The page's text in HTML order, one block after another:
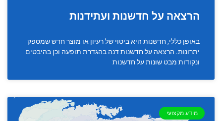
הרצאה על חדשנות ועתידנות
באופן כללי, חדשנות היא ביטוי של רעיון או מוצר חדש שמספק
יתרונות. הרצאה על חדשנות דנה בהגדרת תופעה וכן בהיבטים
ונקודות מבט שונות על חדשנות
מידע מקצועי